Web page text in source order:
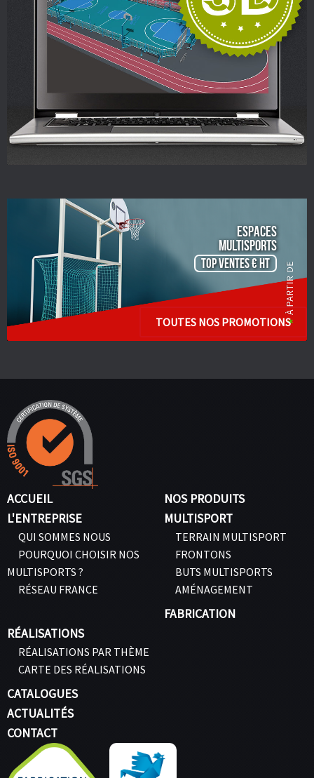
ESPACES
Multisports
TOP VENTES € HT
TOUTES NOS PROMOTIONS
ACCUEIL
L'ENTREPRISE
QUI SOMMES NOUS
POURQUOI CHOISIR NOS
MULTISPORTS ?
RÉSEAU FRANCE
NOS PRODUITS
MULTISPORT
TERRAIN MULTISPORT
FRONTONS
BUTS MULTISPORTS
AMÉNAGEMENT
FABRICATION
RÉALISATIONS
RÉALISATIONS PAR THÈME
CARTE DES RÉALISATIONS
CATALOGUES
ACTUALITÉS
CONTACT